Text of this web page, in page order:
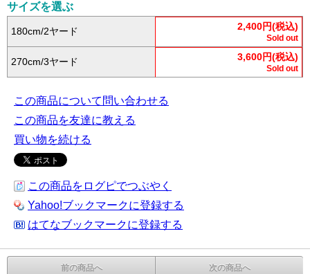
サイズを選ぶ
180cm/2ヤード 2,400円(税込)
Sold out
270cm/3ヤード 3,600円(税込)
Sold out
この商品について問い合わせる
この商品を友達に教える
買い物を続ける
この商品をログピでつぶやく
Yahoo!ブックマークに登録する
はてなブックマークに登録する
前の商品へ 次の商品へ